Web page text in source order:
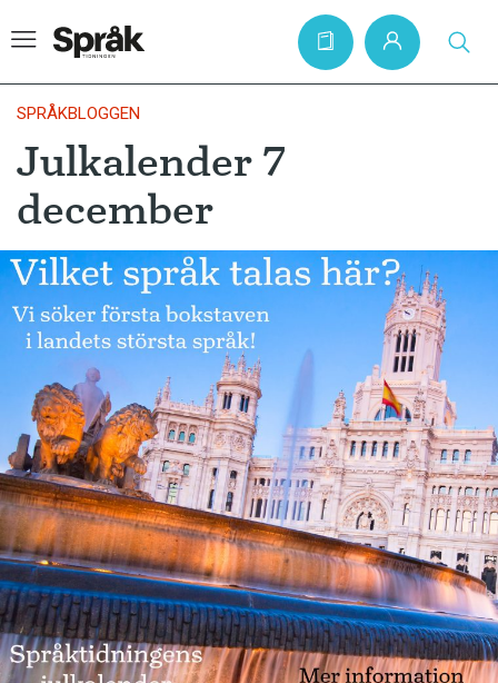
Hem
Artiklar
Krönikor
Språkfrågor
Skrivtips
Bokrecensioner
Kviss
Podden
Anmäl till språkpolisen
Föreslå nyord
Annonsera
Prenumerera
Läs Språktidningen digitalt
SPRÅKBLOGGEN
Julkalender 7
december